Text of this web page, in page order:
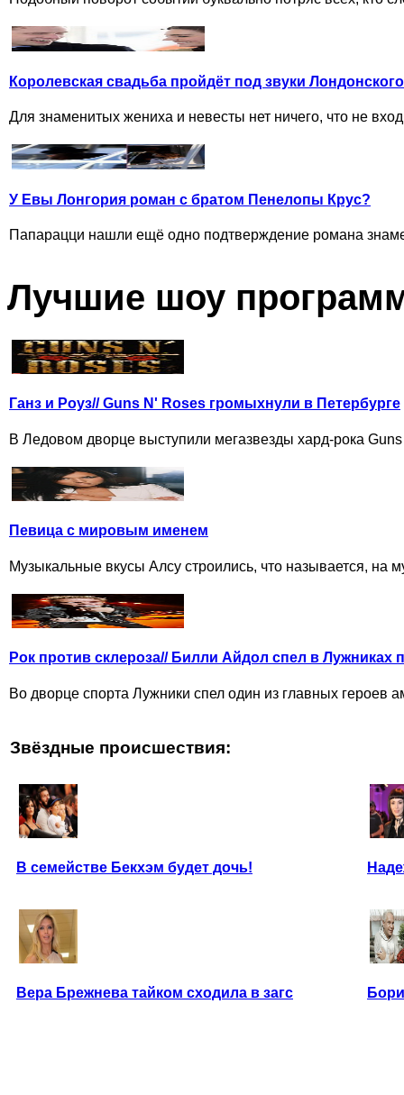
Королевская свадьба пройдёт под звуки
Для знаменитых жениха и невесты нет ничего, что не
У Евы Лонгория роман с братом Пенелопы Крус?
Папарацци нашли ещё одно подтверждение романа
Лучшие шоу
Ганз и Роуз// Guns N' Roses громыхнули в Петербурге
В Ледовом дворце выступили мегазвезды хард-рока
Певица с мировым именем
Музыкальные вкусы Алсу строились, что называется, на
Рок против склероза// Билли Айдол спел в Лужниках
Во дворце спорта Лужники спел один из главных героев
Звёздные происшествия:
В семействе Бекхэм будет дочь!
Вера Брежнева тайком сходила в загс